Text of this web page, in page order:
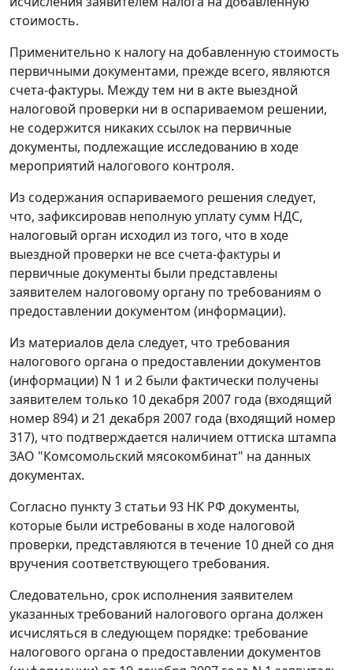
стоимость.
Применительно к налогу на добавленную стоимость
первичными документами, прежде всего, являются
счета-фактуры. Между тем ни в акте выездной
налоговой проверки ни в оспариваемом решении,
не содержится никаких ссылок на первичные
документы, подлежащие исследованию в ходе
мероприятий налогового контроля.
Из содержания оспариваемого решения следует,
что, зафиксировав неполную уплату сумм НДС,
налоговый орган исходил из того, что в ходе
выездной проверки не все счета-фактуры и
первичные документы были представлены
заявителем налоговому органу по требованиям о
предоставлении документом (информации).
Из материалов дела следует, что требования
налогового органа о предоставлении документов
(информации) N 1 и 2 были фактически получены
заявителем только 10 декабря 2007 года (входящий
номер 894) и 21 декабря 2007 года (входящий номер
317), что подтверждается наличием оттиска штампа
ЗАО "Комсомольский мясокомбинат" на данных
документах.
Согласно пункту 3 статьи 93 НК РФ документы,
которые были истребованы в ходе налоговой
проверки, представляются в течение 10 дней со дня
вручения соответствующего требования.
Следовательно, срок исполнения заявителем
указанных требований налогового органа должен
исчисляться в следующем порядке: требование
налогового органа о предоставлении документов